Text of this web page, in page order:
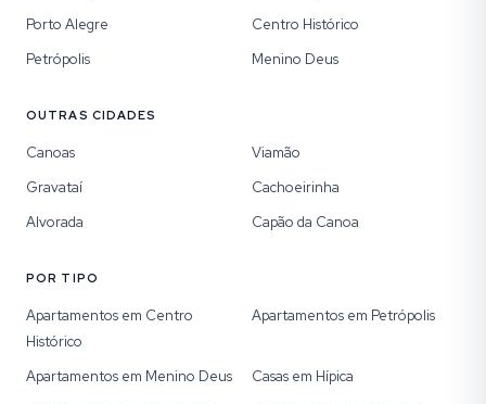
Porto Alegre
Centro Histórico
Petrópolis
Menino Deus
OUTRAS CIDADES
Canoas
Viamão
Gravataí
Cachoeirinha
Alvorada
Capão da Canoa
POR TIPO
Apartamentos em Centro
Histórico
Apartamentos em Petrópolis
Apartamentos em Menino Deus
Casas em Hípica